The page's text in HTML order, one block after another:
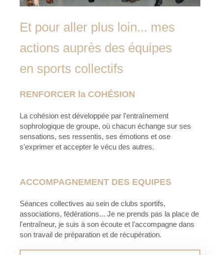
Et pour aller plus loin... mes
actions auprès des équipes
en sports collectifs
RENFORCER la COHÉSION
La cohésion est développée par l'entraînement
sophrologique de groupe, où chacun échange sur ses
sensations, ses ressentis, ses émotions et ose
s'exprimer et accepter le vécu des autres.
ACCOMPAGNEMENT DES EQUIPES
Séances collectives au sein de clubs sportifs,
associations, fédérations... Je ne prends pas la place de
l'entraîneur, je suis à son écoute et l'accompagne dans
son travail de préparation et de récupération.